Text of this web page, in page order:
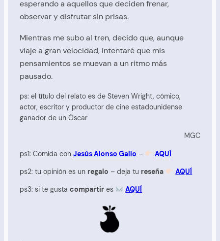
esperando a aquellos que deciden frenar,
observar y disfrutar sin prisas.
Mientras me subo al tren, decido que, aunque
viaje a gran velocidad, intentaré que mis
pensamientos se muevan a un ritmo más
pausado.
ps: el título del relato es de Steven Wright, cómico,
actor, escritor y productor de cine estadounidense
ganador de un Óscar
MGC
ps1: Comida con Jesús Alonso Gallo – AQUÍ
ps2: tu opinión es un regalo – deja tu reseña AQUÍ
ps3: si te gusta compartir es AQUÍ